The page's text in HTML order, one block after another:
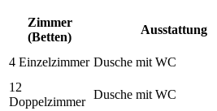
Zimmer
(Betten)
Ausstattung
4 Einzelzimmer Dusche mit WC
12
Doppelzimmer
Dusche mit WC